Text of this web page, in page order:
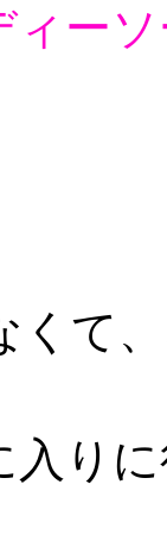
ィー
くて
入り